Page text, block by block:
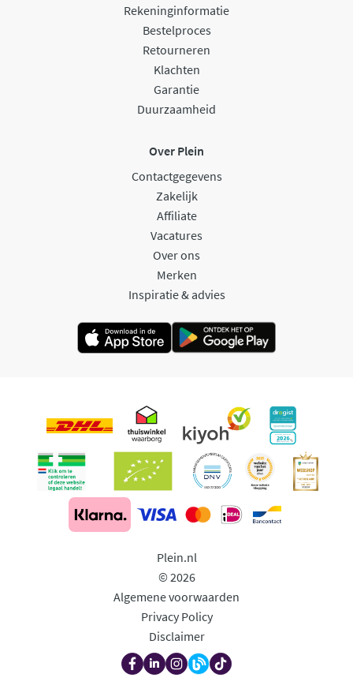
Rekeninginformatie
Bestelproces
Retourneren
Klachten
Garantie
Duurzaamheid
Over Plein
Contactgegevens
Zakelijk
Affiliate
Vacatures
Over ons
Merken
Inspiratie & advies
Plein.nl
© 2026
Algemene voorwaarden
Privacy Policy
Disclaimer